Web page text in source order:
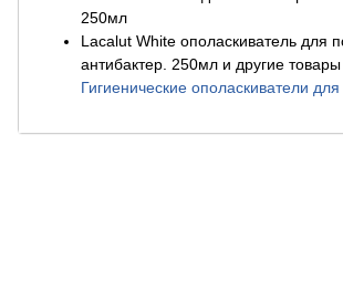
250мл
Lacalut White ополаскиватель для
антибактер. 250мл и другие товары
Гигиенические ополаскиватели для